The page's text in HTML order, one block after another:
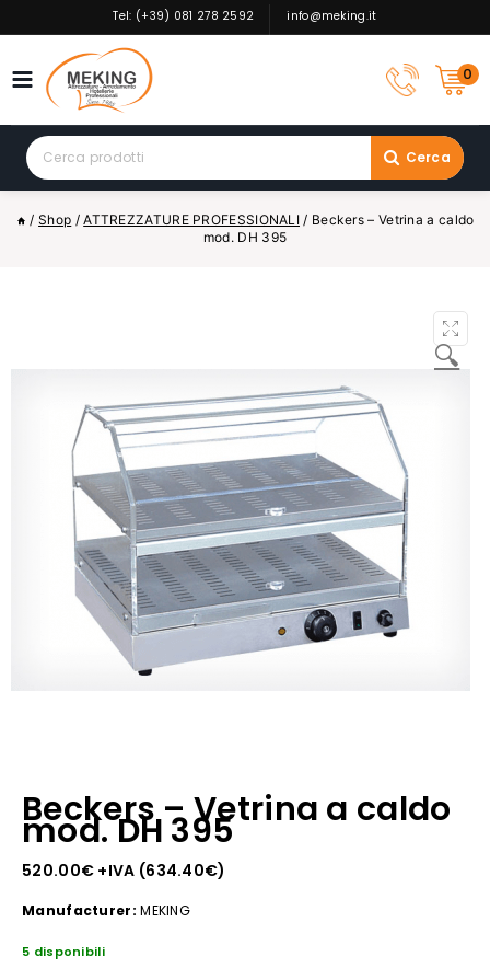
to
Tel: (+39) 081 278 2592 info@meking.it
0
Search
for:
Cerca
/ Shop / ATTREZZATURE PROFESSIONALI / Beckers – Vetrina a caldo
mod. DH 395
🔍
Beckers – Vetrina a caldo
mod. DH 395
520.00€ +IVA (634.40€)
Manufacturer: MEKING
5 disponibili